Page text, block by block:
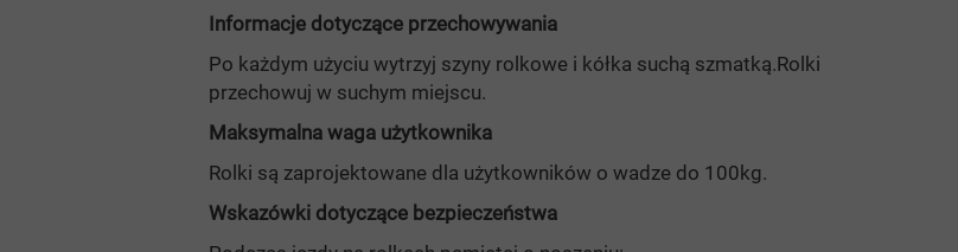
Informacje dotyczące przechowywania
Po każdym użyciu wytrzyj szyny rolkowe i kółka suchą szmatką.Rolki
przechowuj w suchym miejscu.
Maksymalna waga użytkownika
Rolki są zaprojektowane dla użytkowników o wadze do 100kg.
Wskazówki dotyczące bezpieczeństwa